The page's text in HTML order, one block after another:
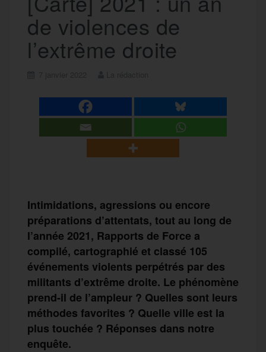
de violences de
l’extrême droite
Intimidations, agressions ou encore
préparations d’attentats, tout au long de
l’année 2021, Rapports de Force a
compilé, cartographié et classé 105
événements violents perpétrés par des
militants d’extrême droite. Le phénomène
prend-il de l’ampleur ? Quelles sont leurs
méthodes favorites ? Quelle ville est la
plus touchée ? Réponses dans notre
enquête.